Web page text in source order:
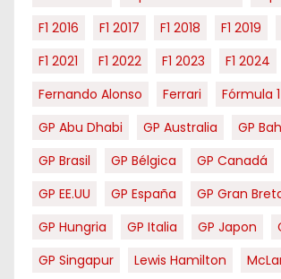
F1 2016
F1 2017 F1 2018 F1 2019
F1 2021
F1 2022 F1 2023 F1 2024
Fernando Alonso
Ferrari Fórmula 1
GP Abu Dhabi
GP Australia
GP
GP Brasil
GP Bélgica GP Canadá
GP EE.UU
GP España
GP Gran
GP Hungria
GP Italia GP Japon
GP Singapur
Lewis Hamilton